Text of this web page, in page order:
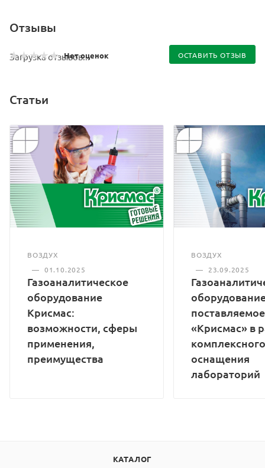
Отзывы
Нет оценок ОСТАВИТЬ ОТЗЫВ
Загрузка отзывов...
Статьи
ВОЗДУХ
— 01.10.2025
Газоаналитическое
оборудование
Крисмас:
возможности, сферы
применения,
преимущества
ВОЗДУХ
—
23.09.2025
«Крисмас» в
комплексного
оснащения
лабораторий
КАТАЛОГ